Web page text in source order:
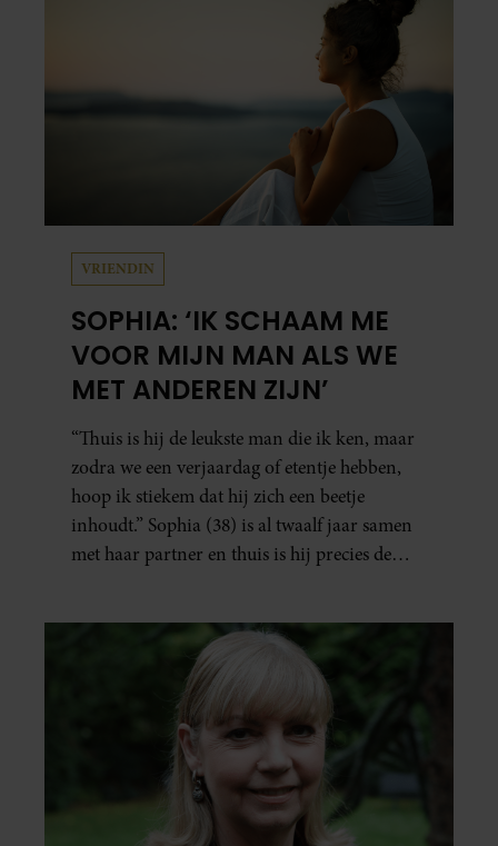
VRIENDIN
SOPHIA: ‘IK SCHAAM ME
VOOR MIJN MAN ALS WE
MET ANDEREN ZIJN’
“Thuis is hij de leukste man die ik ken, maar
zodra we een verjaardag of etentje hebben,
hoop ik stiekem dat hij zich een beetje
inhoudt.” Sophia (38) is al twaalf jaar samen
met haar partner en thuis is hij precies de
vaker schaamt zodra ze samen onder de